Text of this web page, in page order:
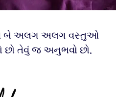
બે અલગ અલગ વસ્તુઓ
છો તેવું જ અનુભવો છો.